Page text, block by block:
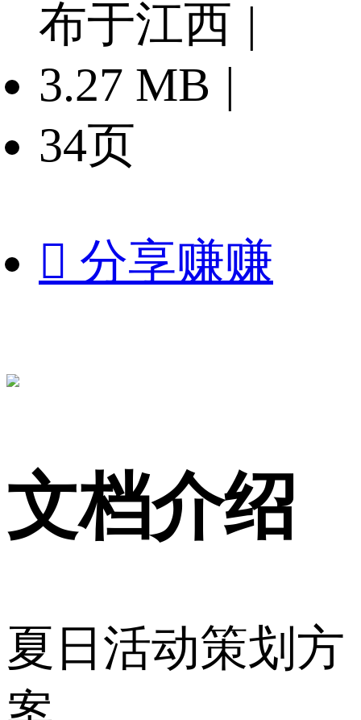
布于江西 |
3.27 MB |
34页
 分享赚赚
文档介绍
夏日活动策划方